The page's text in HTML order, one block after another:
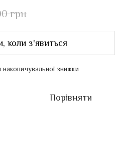
грн
коли з'явиться
знижки
Порівняти